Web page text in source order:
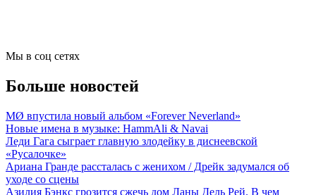
Мы в соц сетях
Больше новостей
MØ впустила новый альбом «Forever Neverland»
Новые имена в музыке: HammAli & Navai
Леди Гага сыграет главную злодейку в диснеевской
«Русалочке»
Ариана Гранде рассталась с женихом / Дрейк задумался об
уходе со сцены
Азилия Бэнкс грозится сжечь дом Ланы Дель Рей. В чем